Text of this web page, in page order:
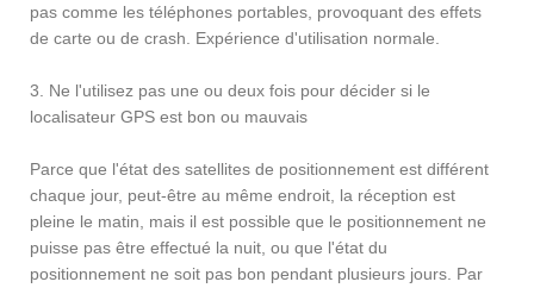
pas comme les téléphones portables, provoquant des effets
de carte ou de crash. Expérience d'utilisation normale.
3. Ne l'utilisez pas une ou deux fois pour décider si le
localisateur GPS est bon ou mauvais
Parce que l'état des satellites de positionnement est différent
chaque jour, peut-être au même endroit, la réception est
pleine le matin, mais il est possible que le positionnement ne
puisse pas être effectué la nuit, ou que l'état du
positionnement ne soit pas bon pendant plusieurs jours. Par